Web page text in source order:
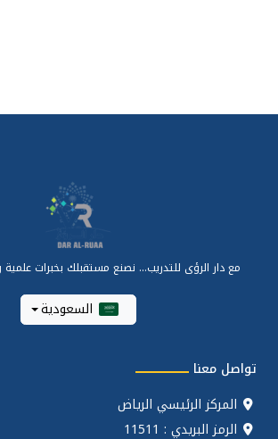
مع دار الرؤى للتدريب... نصنع مستقبلك بخبرات
السعودية
تواصل معنا
المركز الرئيسي الرياض
الرمز البريدي : 11511